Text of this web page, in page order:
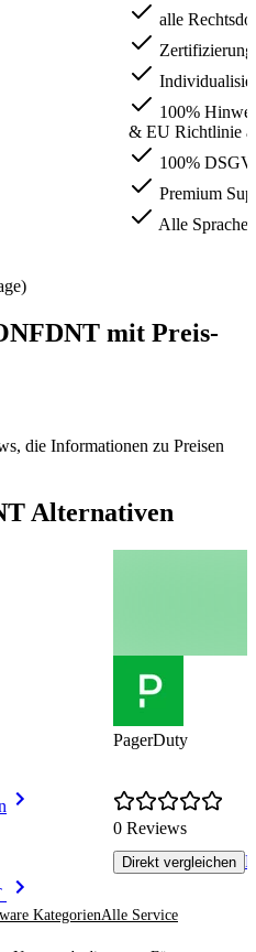
alle
100%
& EU Richtlinie
100%
Premium
Alle
mit Preis-
die Informationen zu Preisen
Alternativen
PagerDuty
0 Reviews
Direkt vergleichen
KategorienAlle Service